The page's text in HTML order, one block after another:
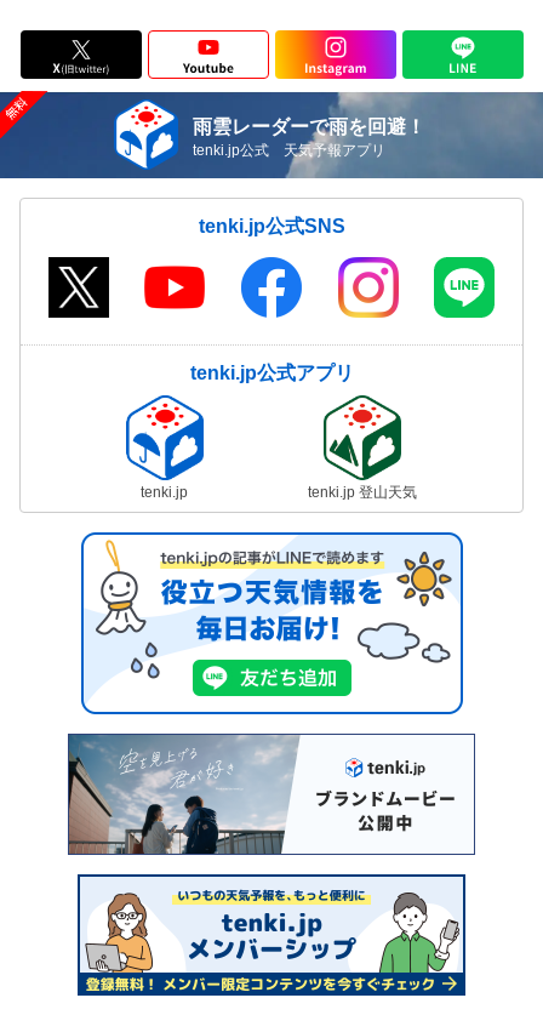
雨雲レーダーで雨を回避！
tenki.jp公式 天気予報アプリ
tenki.jp公式SNS
tenki.jp公式アプリ
tenki.jp tenki.jp 登山天気